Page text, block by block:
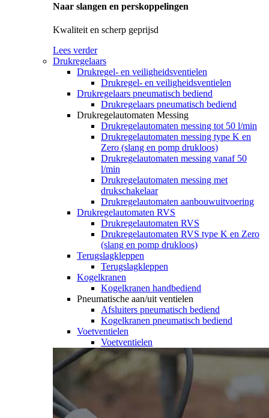
Naar slangen en perskoppelingen
Kwaliteit en scherp geprijsd
Lees verder
Drukregelaars
Drukregel- en veiligheidsventielen
Drukregel- en veiligheidsventielen
Drukregelaars pneumatisch bediend
Drukregelaars pneumatisch bediend
Drukregelautomaten Messing
Drukregelautomaten messing tot 50 l/min
Drukregelautomaten messing type K en
Zero (slang en pomp drukloos)
Drukregelautomaten messing vanaf 50
l/min
Drukregelautomaten messing met
drukschakelaar
Drukregelautomaten aanbouwuitvoering
Drukregelautomaten RVS
Drukregelautomaten RVS
Drukregelautomaten RVS type K en Zero
(slang en pomp drukloos)
Terugslagkleppen
Terugslagkleppen
Kogelkranen
Kogelkranen handbediend
Pneumatische aan/uit ventielen
Afsluiters pneumatisch bediend
Kogelkranen pneumatisch bediend
Voetventielen
Voetventielen